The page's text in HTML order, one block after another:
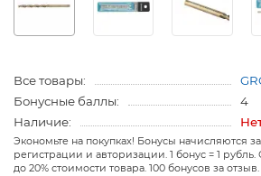
Все товары:
Бонусные баллы:
4
Наличие:
Экономьте на покупках! Бонусы начисляются
регистрации и авторизации. 1 бонус = 1
до 20% стоимости товара. 100 бонусов за отзыв.